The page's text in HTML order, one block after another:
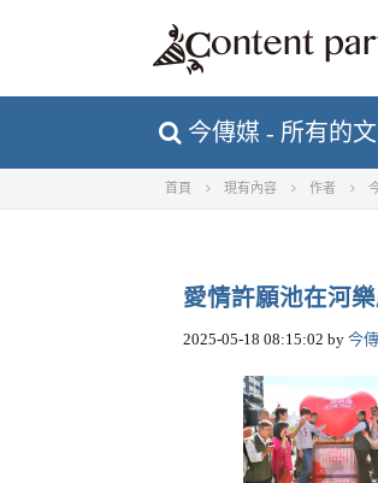
今傳媒 - 所有的
首頁 現有內容 作者
愛情許願池在河
2025-05-18 08:15:02 by 今